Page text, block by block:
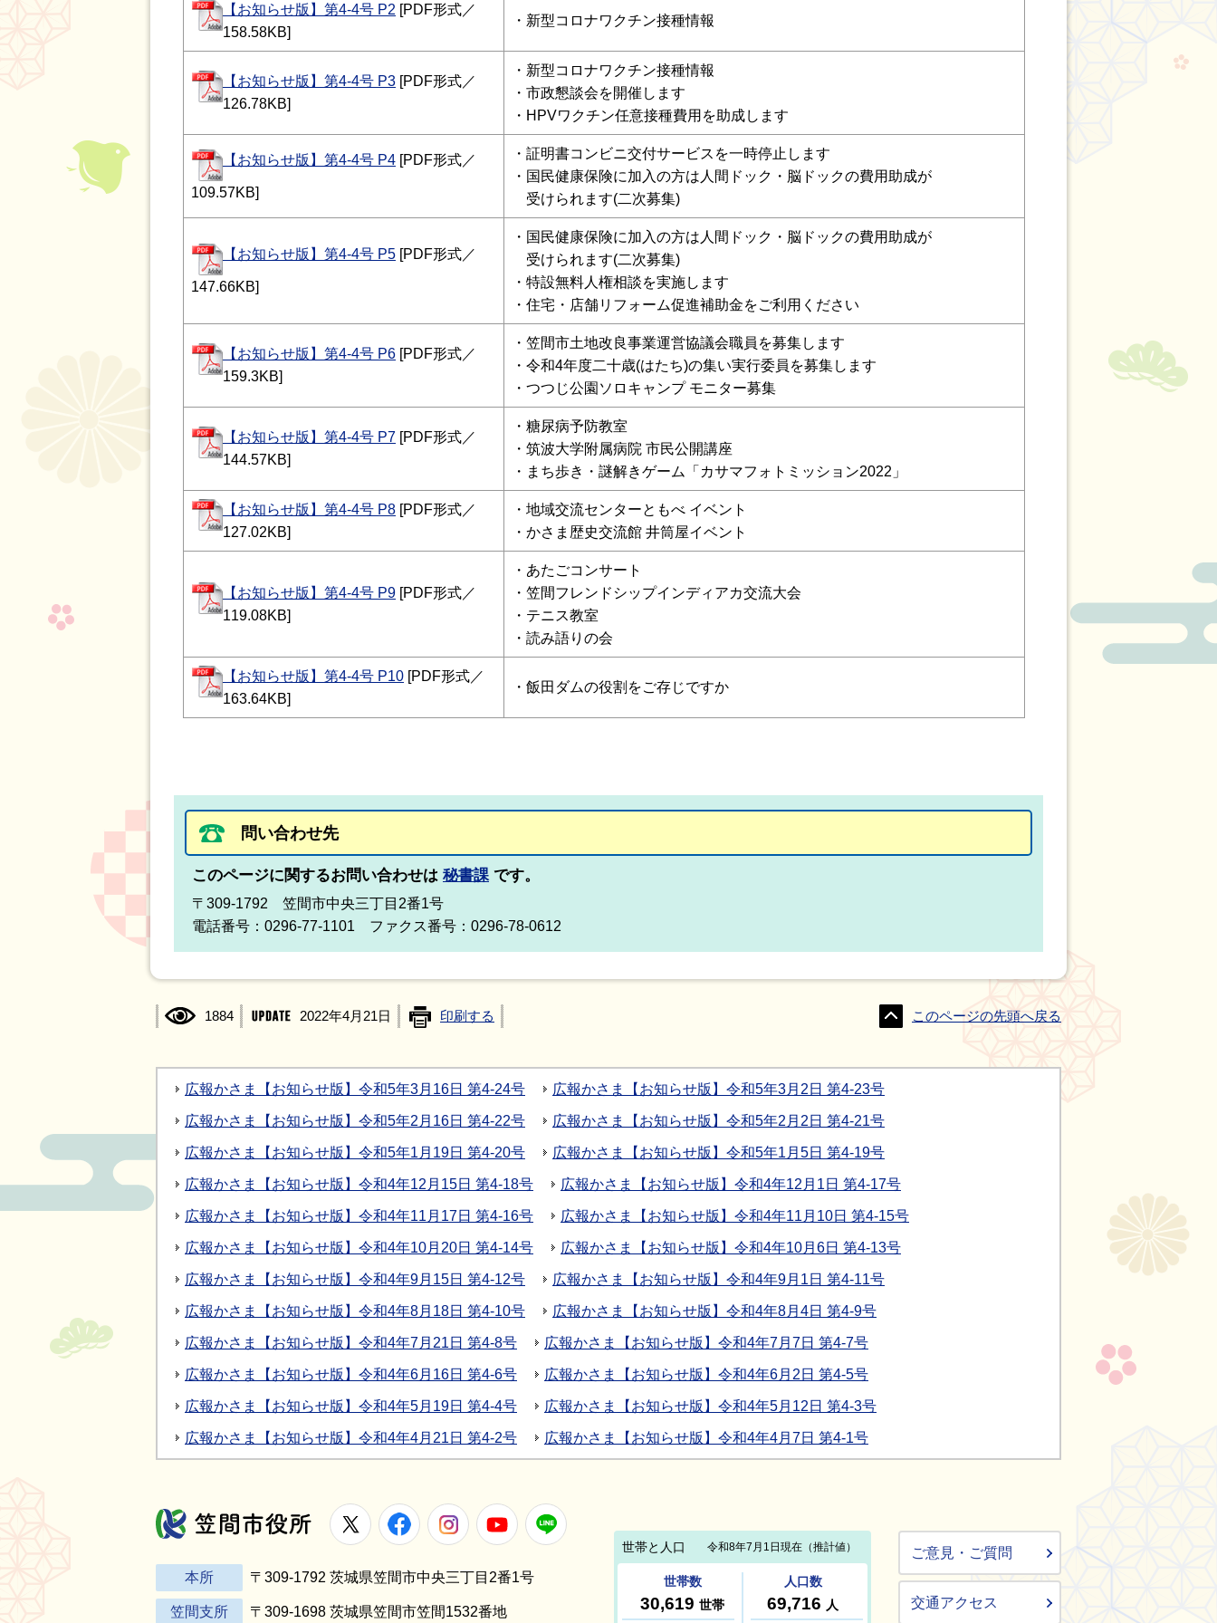
【お知らせ版】第4-4号 P2 [PDF形式／
158.58KB]
・ 新型コロナワクチン接種情報
【お知らせ版】第4-4号 P3 [PDF形式／
126.78KB]
・新型コロナワクチン接種情報
・ 市政懇談会を開催します
・HPVワクチン任意接種費用を助成します
【お知らせ版】第4-4号 P4 [PDF形式／
109.57KB]
・ 証明書コンビニ交付サービスを一時停止します
・国民健康保険に加入の方は人間ドック・脳ドックの費用助成が
受けられます(二次募集)
【お知らせ版】第4-4号 P5 [PDF形式／
147.66KB]
・国民健康保険に加入の方は人間ドック・脳ドックの費用助成が
受けられます(二次募集)
・特設無料人権相談を実施します
・住宅・店舗リフォーム促進補助金をご利用ください
【お知らせ版】第4-4号 P6 [PDF形式／
159.3KB]
・ 笠間市土地改良事業運営協議会職員 を募集します
・令和4年度二十歳(はたち)の集い実行委員を募集します
・つつじ公園ソロキャンプ モニター募集
【お知らせ版】第4-4号 P7 [PDF形式／
144.57KB]
・ 糖尿病予防教室
・筑波大学附属病院 市民公開講座
・まち歩き・謎解きゲーム「カサマフォトミッション2022」
【お知らせ版】第4-4号 P8 [PDF形式／
127.02KB]
・ 地域交流センターともべ イベント
・かさま歴史交流館 井筒屋イベント
【お知らせ版】第4-4号 P9 [PDF形式／
119.08KB]
・ あたごコンサート
・笠間フレンドシップインディアカ交流大会
・テニス教室
・読み語りの会
【お知らせ版】第4-4号 P10 [PDF形式／
163.64KB]
・ 飯田ダムの役割をご存じですか
問い合わせ先
このページに関するお問い合わせは 秘書課 です。
〒309-1792 笠間市中央三丁目2番1号
電話番号：0296-77-1101 ファクス番号：0296-78-0612
1884 2022年4月21日 印刷する このページの先頭へ戻る
広報かさま【お知らせ版】令和5年3月16日 第4-24号 広報かさま【お知らせ版】令和5年3月2日 第4-23号
広報かさま【お知らせ版】令和5年2月16日 第4-22号 広報かさま【お知らせ版】令和5年2月2日 第4-21号
広報かさま【お知らせ版】令和5年1月19日 第4-20号 広報かさま【お知らせ版】令和5年1月5日 第4-19号
広報かさま【お知らせ版】令和4年12月15日 第4-18号 広報かさま【お知らせ版】令和4年12月1日 第4-17号
広報かさま【お知らせ版】令和4年11月17日 第4-16号 広報かさま【お知らせ版】令和4年11月10日 第4-15号
広報かさま【お知らせ版】令和4年10月20日 第4-14号 広報かさま【お知らせ版】令和4年10月6日 第4-13号
広報かさま【お知らせ版】令和4年9月15日 第4-12号 広報かさま【お知らせ版】令和4年9月1日 第4-11号
広報かさま【お知らせ版】令和4年8月18日 第4-10号 広報かさま【お知らせ版】令和4年8月4日 第4-9号
広報かさま【お知らせ版】令和4年7月21日 第4-8号 広報かさま【お知らせ版】令和4年7月7日 第4-7号
広報かさま【お知らせ版】令和4年6月16日 第4-6号 広報かさま【お知らせ版】令和4年6月2日 第4-5号
広報かさま【お知らせ版】令和4年5月19日 第4-4号 広報かさま【お知らせ版】令和4年5月12日 第4-3号
広報かさま【お知らせ版】令和4年4月21日 第4-2号 広報かさま【お知らせ版】令和4年4月7日 第4-1号
笠間市役所
X FacebookInstagramYoutube
本所 〒309-1792 茨城県笠間市中央三丁目2番1号
笠間支所 〒309-1698 茨城県笠間市笠間1532番地
ご意見・ご質問
交通アクセス